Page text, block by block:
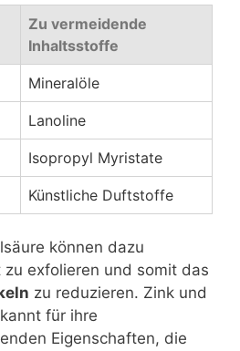
Zu vermeidende
Inhaltsstoffe
Mineralöle
Lanoline
Isopropyl Myristate
Künstliche Duftstoffe
können dazu
exfolieren und somit das
zu reduzieren. Zink und
für ihre
Eigenschaften, die